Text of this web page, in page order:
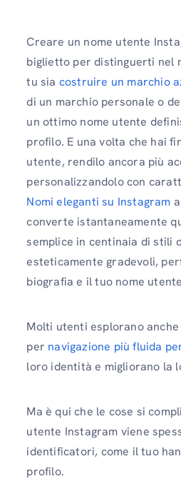
Creare un nome utente
biglietto per distinguerti nel
tu sia costruire un marchio
di un marchio personale o
un ottimo nome utente
profilo. E una volta che hai
utente, rendilo ancora più
personalizzandolo con
Nomi eleganti su Instagram
converte istantaneamente
semplice in centinaia di stili
esteticamente gradevoli,
biografia e il tuo nome
Molti utenti esplorano
per navigazione più fluida
loro identità e migliorano la
Ma è qui che le cose si
utente Instagram viene
identificatori, come il tuo
profilo.